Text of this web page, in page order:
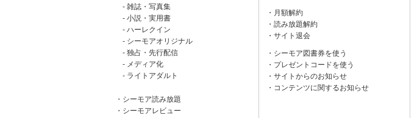
雑誌・写真集
小説・実用書
ハーレクイン
シーモアオリジナル
独占・先行配信
メディア化
ライトアダルト
シーモア読み放題
シーモアレビュー
月額解約
読み放題解約
サイト退会
シーモア図書券を使う
プレゼントコードを使う
サイトからのお知らせ
コンテンツに関するお知らせ